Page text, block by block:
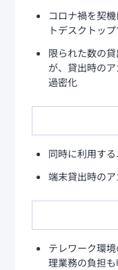
コロナ禍を契
トデスクトッ
限られた数の
が、貸出時の
過密化
同時に利用す
端末貸出時の
テレワーク環
理業務の負担